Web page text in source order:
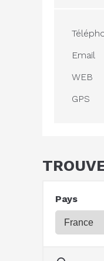
Email
WEB
GPS
Pays